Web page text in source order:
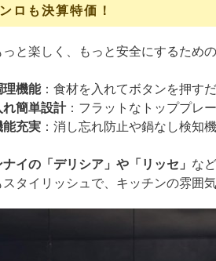
ロも決算特価！
と楽しく、もっと安全にするため
理機能：食材を入れてボタンを押す
れ簡単設計：フラットなトッププレ
能充実 ：消し忘れ防止や鍋なし検知
ナイの「デリシア」や「リッセ」 な
スタイリッシュで、キッチンの雰囲